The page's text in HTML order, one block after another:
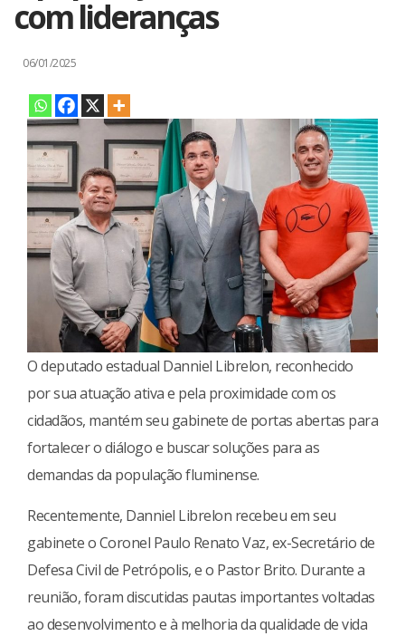
com lideranças
06/01/2025
O deputado estadual Danniel Librelon, reconhecido
por sua atuação ativa e pela proximidade com os
cidadãos, mantém seu gabinete de portas abertas para
fortalecer o diálogo e buscar soluções para as
demandas da população fluminense.
Recentemente, Danniel Librelon recebeu em seu
gabinete o Coronel Paulo Renato Vaz, ex-Secretário de
Defesa Civil de Petrópolis, e o Pastor Brito. Durante a
reunião, foram discutidas pautas importantes voltadas
ao desenvolvimento e à melhoria da qualidade de vida